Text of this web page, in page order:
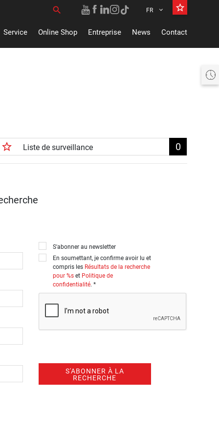
Rechercher un:
search FR star_border
Service Online Shop Entreprise News Contact
star_border Liste de surveillance 0
S'abonner au newsletter
En soumettant, je confirme avoir lu et
compris les Résultats de la recherche
pour %set Politique de
confidentialité. *
S'ABONNER À LA
RECHERCHE